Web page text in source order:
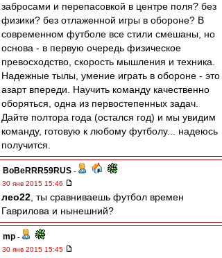
забросами и перепасовкой в центре поля? без
физики? без отлаженной игры в обороне? В
современном футболе все стили смешаны, но
основа - в первую очередь физическое
превосходство, скорость мышления и техника.
Надежные тылы, умение играть в обороне - это
азарт впереди. Научить команду качественно
оборяться, одна из первостепенных задач.
Дайте полтора года (остался год) и мы увидим
команду, готовую к любому футболу... надеюсь
получится.
BoBeRRR59RUS -
30 янв 2015 15:46
лео22 , ты сравниваешь футбол времен
Гаврилова и нынешний?
mp -
30 янв 2015 15:45